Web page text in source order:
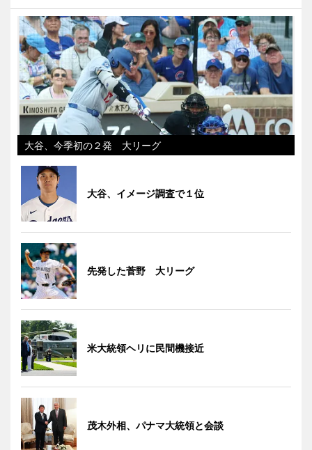
大谷、今季初の２発 大リーグ
大谷、イメージ調査で１位
先発した菅野 大リーグ
米大統領ヘリに民間機接近
茂木外相、パナマ大統領と会談